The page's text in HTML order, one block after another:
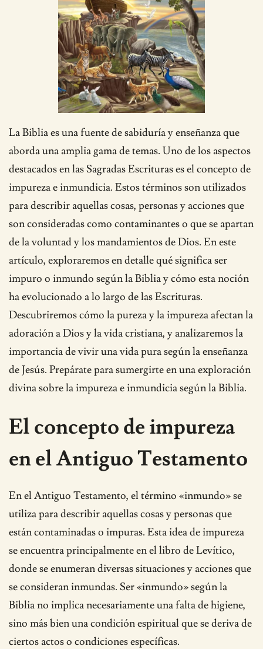
La Biblia es una fuente de sabiduría y enseñanza que
aborda una amplia gama de temas. Uno de los aspectos
destacados en las Sagradas Escrituras es el concepto de
impureza e inmundicia. Estos términos son utilizados
para describir aquellas cosas, personas y acciones que
son consideradas como contaminantes o que se apartan
de la voluntad y los mandamientos de Dios. En este
artículo, exploraremos en detalle qué significa ser
impuro o inmundo según la Biblia y cómo esta noción
ha evolucionado a lo largo de las Escrituras.
Descubriremos cómo la pureza y la impureza afectan la
adoración a Dios y la vida cristiana, y analizaremos la
importancia de vivir una vida pura según la enseñanza
de Jesús. Prepárate para sumergirte en una exploración
divina sobre la impureza e inmundicia según la Biblia.
El concepto de impureza
en el Antiguo Testamento
En el Antiguo Testamento, el término «inmundo» se
utiliza para describir aquellas cosas y personas que
están contaminadas o impuras. Esta idea de impureza
se encuentra principalmente en el libro de Levítico,
donde se enumeran diversas situaciones y acciones que
se consideran inmundas. Ser «inmundo» según la
Biblia no implica necesariamente una falta de higiene,
sino más bien una condición espiritual que se deriva de
ciertos actos o condiciones específicas.